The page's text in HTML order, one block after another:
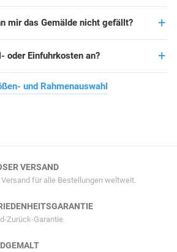
mir das Gemälde nicht gefällt?
oder Einfuhrkosten an?
und Rahmenauswahl
VERSAND
für alle Bestellungen weltweit.
Zurück-Garantie.